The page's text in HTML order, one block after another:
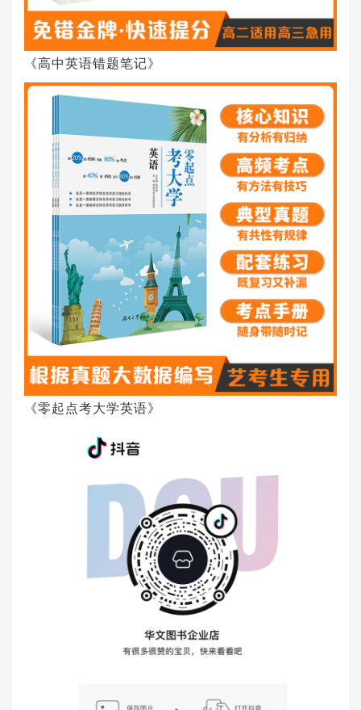
《高中英语错题笔记》
《零起点考大学英语》